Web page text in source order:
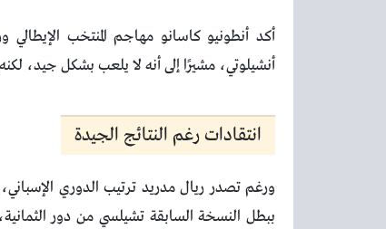
أكد أنطونيو كاسانو مهاجم المنتخب
أنشيلوتي، مشيرًا إلى أنه لا يلعب بشكل جيد،
انتقادات رغم النتائج الجيدة
ورغم تصدر ريال مدريد ترتيب الدوري
ببطل النسخة السابقة تشيلسي من دور